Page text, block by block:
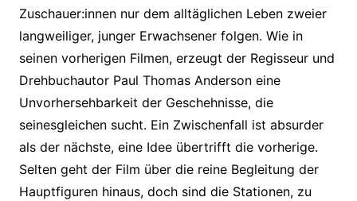
Zuschauer:innen nur dem alltäglichen Leben zweier
langweiliger, junger Erwachsener folgen. Wie in
seinen vorherigen Filmen, erzeugt der Regisseur und
Drehbuchautor Paul Thomas Anderson eine
Unvorhersehbarkeit der Geschehnisse, die
seinesgleichen sucht. Ein Zwischenfall ist absurder
als der nächste, eine Idee übertrifft die vorherige.
Selten geht der Film über die reine Begleitung der
Hauptfiguren hinaus, doch sind die Stationen, zu